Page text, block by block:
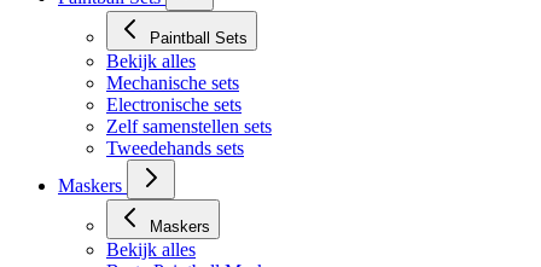
Paintball Sets
Paintball Sets
Bekijk alles
Mechanische sets
Electronische sets
Zelf samenstellen sets
Tweedehands sets
Maskers
Maskers